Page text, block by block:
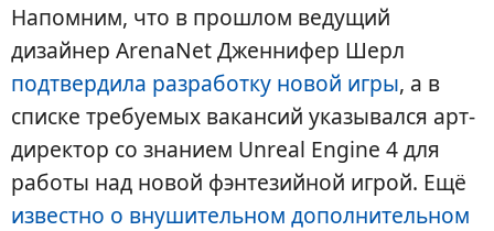
Напомним, что в прошлом ведущий
дизайнер ArenaNet Дженнифер Шерл
подтвердила разработку новой игры, а в
списке требуемых вакансий указывался арт-
директор со знанием Unreal Engine 4 для
работы над новой фэнтезийной игрой. Ещё
известно о внушительном дополнительном